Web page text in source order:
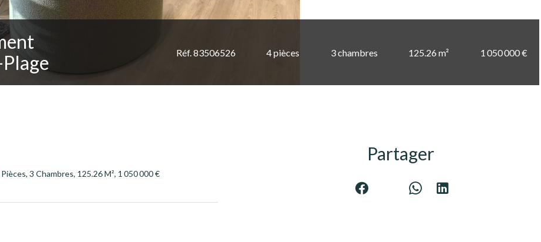
Réf. 83506526 4 pièces 3 chambres 125.26 m² 1 050 000 €
3 Chambres, 125.26 M², 1 050 000 €
Partager